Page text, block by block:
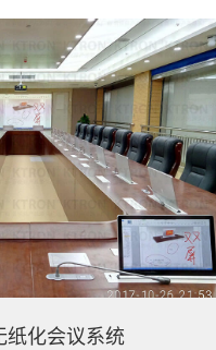
纸化会议系统